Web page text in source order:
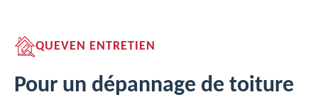
QUEVEN ENTRETIEN
Pour un dépannage de toiture